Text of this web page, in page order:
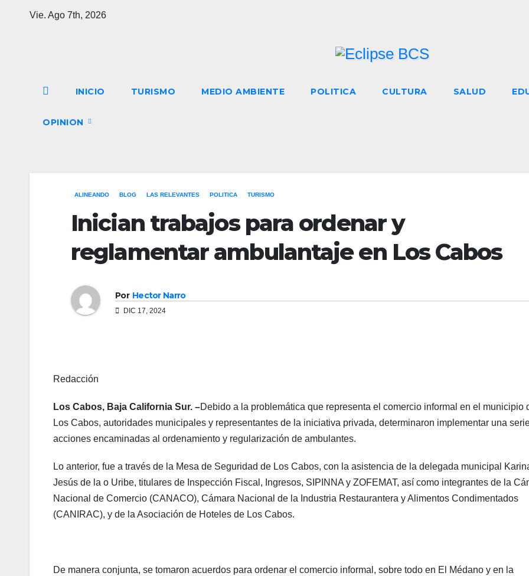
Vie. Ago 7th, 2026
INICIO TURISMO MEDIO AMBIENTE POLITICA CULTURA SALUD
OPINION
ALINEANDO BLOG LAS RELEVANTES POLITICA TURISMO
Inician trabajos para ordenar y
reglamentar ambulantaje en Los Cabos
Por Hector Narro
DIC 17, 2024
Redacción
Los Cabos, Baja California Sur. –Debido a la problemática que representa el comercio informal en el municipio
Los Cabos, autoridades municipales y representantes de la iniciativa privada, determinaron implementar una
acciones encaminadas al ordenamiento y regularización de ambulantes.
Lo anterior, fue a través de la Mesa de Seguridad de Los Cabos, con la asistencia de la delegada municipal
Jesús de la o Uribe, titulares de Inspección Fiscal, Ingresos, SIPINNA y ZOFEMAT, así como integrantes de la
Nacional de Comercio (CANACO), Cámara Nacional de la Industria Restaurantera y Alimentos Condimentados
(CANIRAC), y de la Asociación de Hoteles de Los Cabos.
De manera conjunta, se tomaron acuerdos para ordenar el comercio informal, sobre todo en El Médano y en la